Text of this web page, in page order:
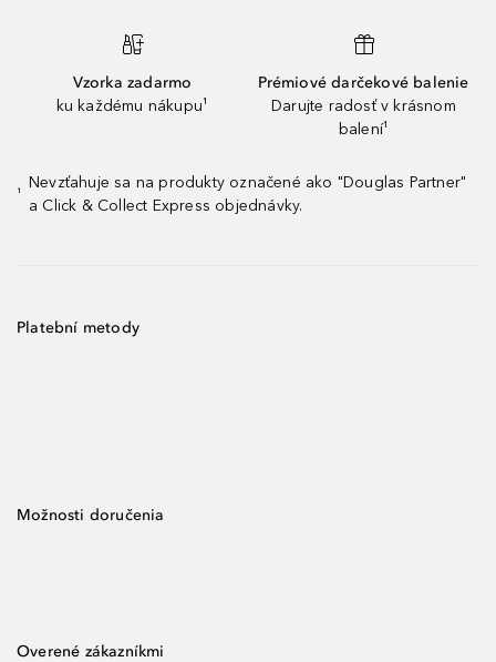
Vzorka zadarmo
ku každému nákupu¹
Prémiové darčekové balenie
Darujte radosť v krásnom
balení¹
¹
Nevzťahuje sa na produkty označené ako "Douglas Partner"
a Click & Collect Express objednávky.
Platební metody
Možnosti doručenia
Overené zákazníkmi